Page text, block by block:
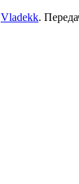
Vladekk.